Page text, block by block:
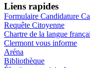
Liens rapides
Formulaire Candidature
Requête Citoyenne
Chartre de la langue
Clermont vous informe
Aréna
Bibliothèque